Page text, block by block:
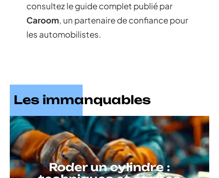
consultez le guide complet publié par
Caroom, un partenaire de confiance pour
les automobilistes.
Les immanquables
Roder un cylindre :